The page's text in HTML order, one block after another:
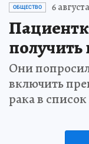
ОБЩЕСТВО 6
получить
Они
включить
рака в